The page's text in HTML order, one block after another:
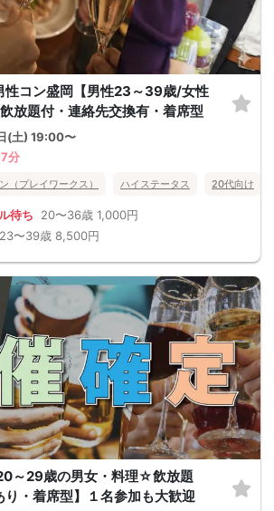
性コン盛岡【男性23～39歳/女性
放題付・連絡先交換有・着席型
(土) 19:00〜
分
（プレイワークス） ハイステータス 20代向け
待ち 20〜36歳 1,000円
23〜39歳 8,500円
～29歳の男女・料理☆飲放題
り・着席型】１名参加も大歓迎